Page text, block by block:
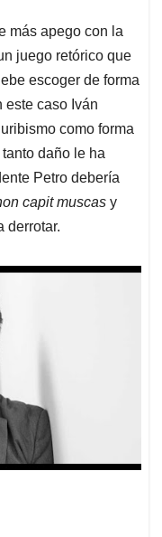
más apego con la
juego retórico que
escoger de forma
este caso Iván
como forma
daño le ha
Petro debería
capit muscas y
derrotar.